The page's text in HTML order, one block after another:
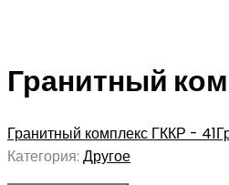
Гранитный
Гранитный комплекс ГККР - 41
Категория: Другое